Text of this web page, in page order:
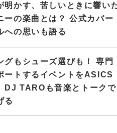
明かす、苦しいときに響い
ーの楽曲とは？ 公式カバー
への思いも語る
グもシューズ選びも！ 専門
ートするイベントをASICS
DJ TAROも音楽とトークで
る